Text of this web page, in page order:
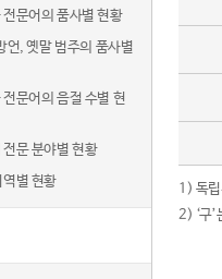
전문어의 품사별 현황
언, 옛말 범주의 품사별
문어의 음절 수별 현
문 분야별 현황
별 현황
1) 독립
2) ‘구